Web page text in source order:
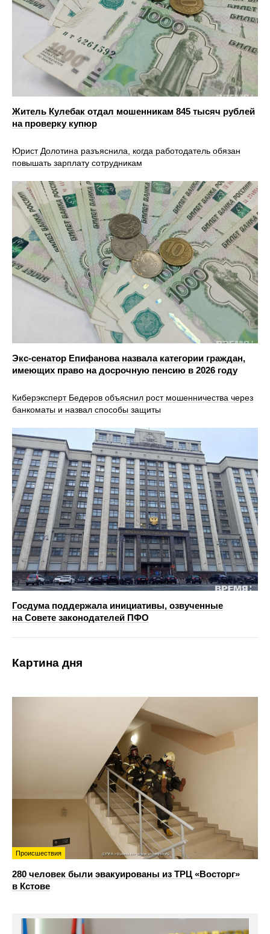
Житель Кулебак отдал мошенникам 845 тысяч рублей
на проверку купюр
Юрист Долотина разъяснила, когда работодатель обязан
повышать зарплату сотрудникам
Экс-сенатор Епифанова назвала категории граждан,
имеющих право на досрочную пенсию в 2026 году
Киберэксперт Бедеров объяснил рост мошенничества через
банкоматы и назвал способы защиты
Госдума поддержала инициативы, озвученные
на Совете законодателей ПФО
Картина дня
Происшествия
280 человек были эвакуированы из ТРЦ «Восторг»
в Кстове